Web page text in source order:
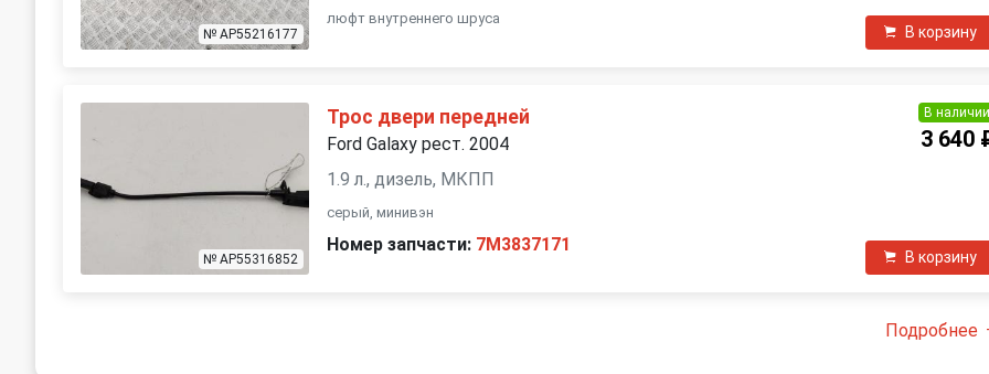
№ AP55216177
люфт внутреннего шруса
В корзину
№ AP55316852
Трос двери передней
Ford Galaxy рест. 2004
1.9 л., дизель, МКПП
серый, минивэн
Номер запчасти: 7M3837171
В
3 640
В корзину
Подробнее